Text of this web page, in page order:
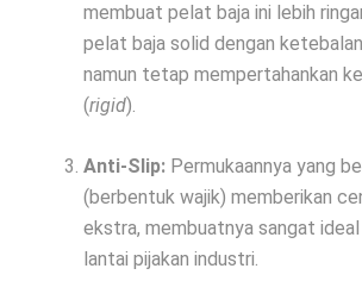
membuat pelat baja ini lebih
pelat baja solid dengan
namun tetap mempertahankan
(rigid).
Anti-Slip: Permukaannya yang
(berbentuk wajik) memberikan
ekstra, membuatnya sangat
lantai pijakan industri.